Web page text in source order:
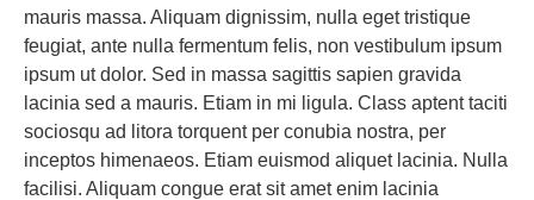
mauris massa. Aliquam dignissim, nulla eget tristique
feugiat, ante nulla fermentum felis, non vestibulum ipsum
ipsum ut dolor. Sed in massa sagittis sapien gravida
lacinia sed a mauris. Etiam in mi ligula. Class aptent taciti
sociosqu ad litora torquent per conubia nostra, per
inceptos himenaeos. Etiam euismod aliquet lacinia. Nulla
facilisi. Aliquam congue erat sit amet enim lacinia